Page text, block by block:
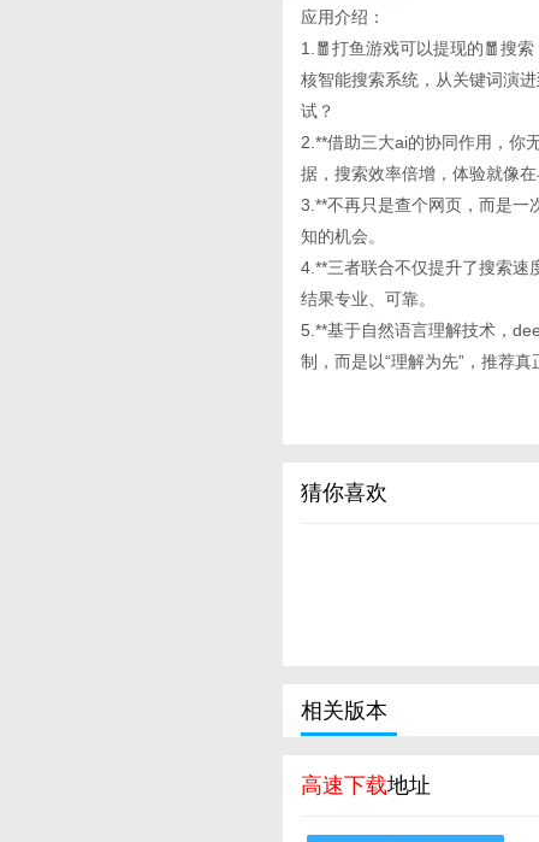
应用介绍：
1.🧧打鱼游戏可以提现的🧧搜
核智能搜索系统，从关键词演
试？
2.**借助三大ai的协同作用，你
据，搜索效率倍增，体验就像
3.**不再只是查个网页，而是一
知的机会。
4.**三者联合不仅提升了搜索速
结果专业、可靠。
5.**基于自然语言理解技术，
制，而是以“理解为先”，推荐
猜你喜欢
相关版本
高速下载地址